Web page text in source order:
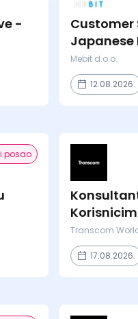
-
Customer
Japanese
Mebit d.o.o.
12.08.2026.
posao
Transcom
17.08.2026.